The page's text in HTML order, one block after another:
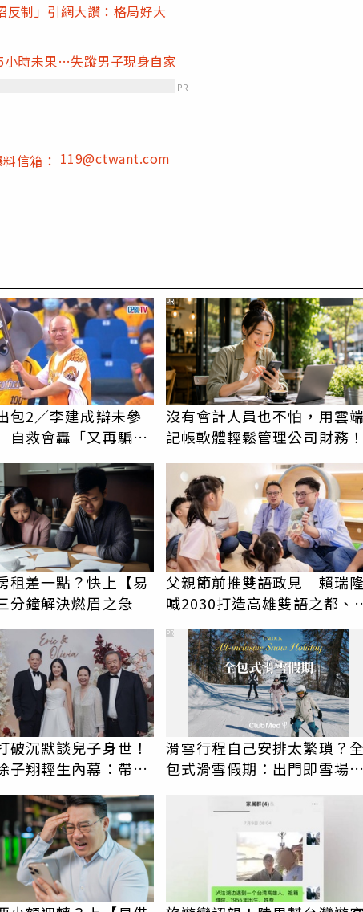
制」引網大讚：格局好大
時未果…失蹤男子現身自家
PR
料信箱：119@ctwant.com
包2／李建成辯未參
救會轟「又再騙」
訟
沒有會計人員也不怕，用雲
記帳軟體輕鬆管理公司財務
PR
租差一點？快上【易
分鐘解決燃眉之急
父親節前推雙語政見 賴瑞
喊2030打造高雄雙語之都、
破沉默談兒子身世！
子翔輕生內幕：帶給
滑雪行程自己安排太繁瑣？
包式滑雪假期：出門即雪場
PR